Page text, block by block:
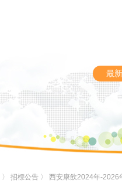
最
〉 招標公告 〉 西安康飲2024年-2026